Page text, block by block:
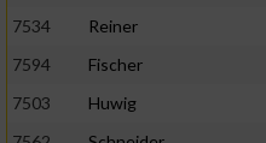
7534
Reiner
7594
Fischer
7503
Huwig